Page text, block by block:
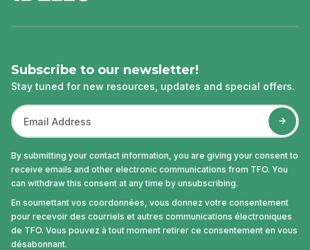
Subscribe to our newsletter!
Stay tuned for new resources, updates and special offers.
By submitting your contact information, you are giving your consent to
receive emails and other electronic communications from TFO. You
can withdraw this consent at any time by unsubscribing.
En soumettant vos coordonnées, vous donnez votre consentement
pour recevoir des courriels et autres communications électroniques
de TFO. Vous pouvez à tout moment retirer ce consentement en vous
désabonnant.